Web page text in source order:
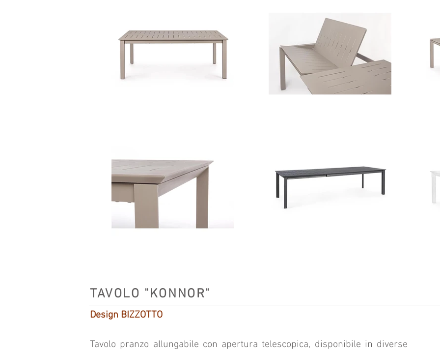
TAVOLO "KONNOR"
Design BIZZOTTO
Tavolo pranzo allungabile con apertura telescopica, disponibile in diverse